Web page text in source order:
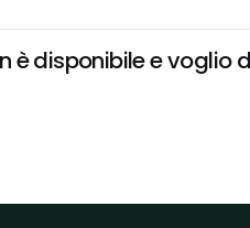
è disponibile e voglio